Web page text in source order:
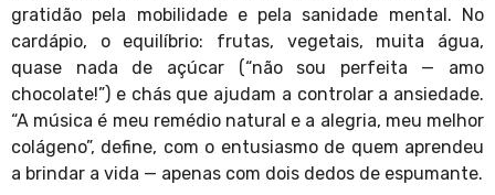
gratidão pela mobilidade e pela sanidade mental. No
cardápio, o equilíbrio: frutas, vegetais, muita água,
quase nada de açúcar (“não sou perfeita — amo
chocolate!”) e chás que ajudam a controlar a ansiedade.
“A música é meu remédio natural e a alegria, meu melhor
colágeno”, define, com o entusiasmo de quem aprendeu
a brindar a vida — apenas com dois dedos de espumante.